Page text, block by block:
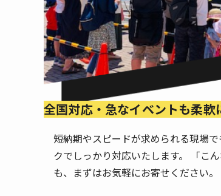
全国対応・急なイベントも柔軟
短納期やスピードが求められる現場
クでしっかり対応いたします。 「こ
も、まずはお気軽にお寄せください。